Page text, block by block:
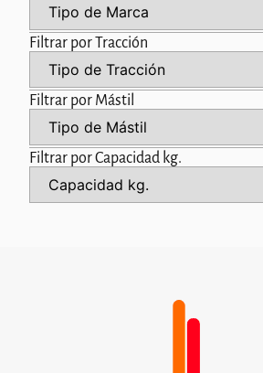
Filtrar por Tracción
Filtrar por Mástil
Filtrar por Capacidad kg.